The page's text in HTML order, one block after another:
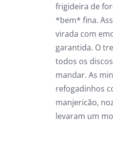
frigideira de
*bem* fina.
virada com
garantida. O
todos os
mandar. As
refogadinhos
manjericão,
levaram um